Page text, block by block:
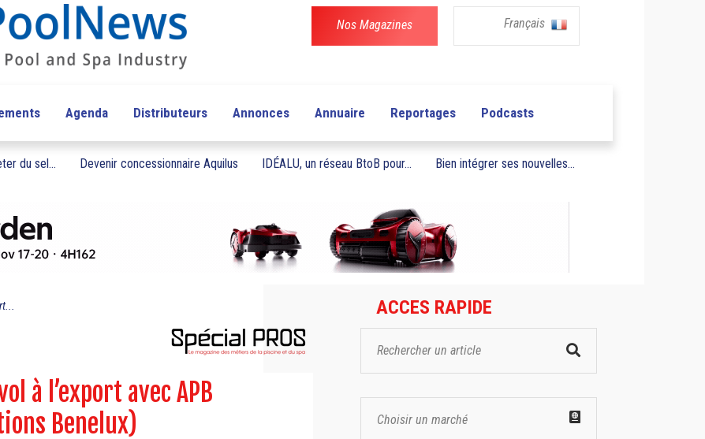
Nos Magazines Français
Agenda Distributeurs Annonces Annuaire Reportages Podcasts
du sel... Devenir concessionnaire Aquilus IDÉALU, un réseau BtoB pour... Bien intégrer ses nouvelles...
à l’export avec APB
Benelux)
ACCES RAPIDE
Choisir un marché